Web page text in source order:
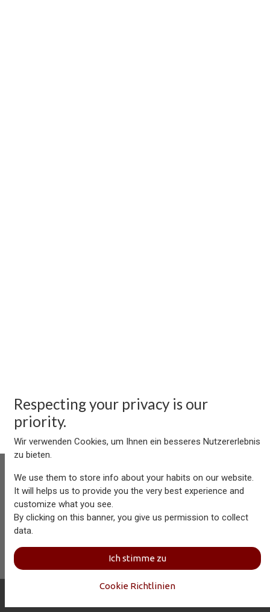
Aersolution Interior AG, Industriezone Schaechenwald, CH-
6460 Altdorf
info@aersolution.comIImpressumIPrivacy
Policy
Respecting your privacy is our
priority.
Wir verwenden Cookies, um Ihnen ein besseres Nutzererlebnis
zu bieten.
We use them to store info about your habits on our website.
It will helps us to provide you the very best experience and
customize what you see.
By clicking on this banner, you give us permission to collect
data.
Ich stimme zu
Cookie Richtlinien